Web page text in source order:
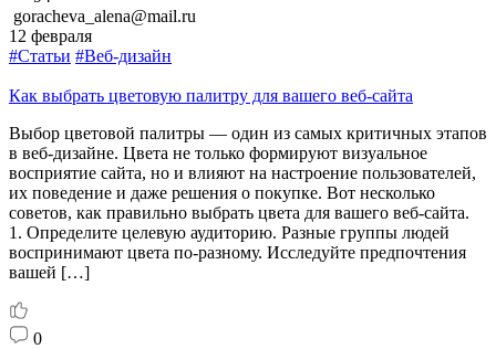
goracheva_alena@mail.ru
12 февраля
#Статьи #Веб-дизайн
Как выбрать цветовую палитру для вашего веб-сайта
Выбор цветовой палитры — один из самых критичных этапов
в веб-дизайне. Цвета не только формируют визуальное
восприятие сайта, но и влияют на настроение пользователей,
их поведение и даже решения о покупке. Вот несколько
советов, как правильно выбрать цвета для вашего веб-сайта.
1. Определите целевую аудиторию. Разные группы людей
воспринимают цвета по-разному. Исследуйте предпочтения
вашей […]
0